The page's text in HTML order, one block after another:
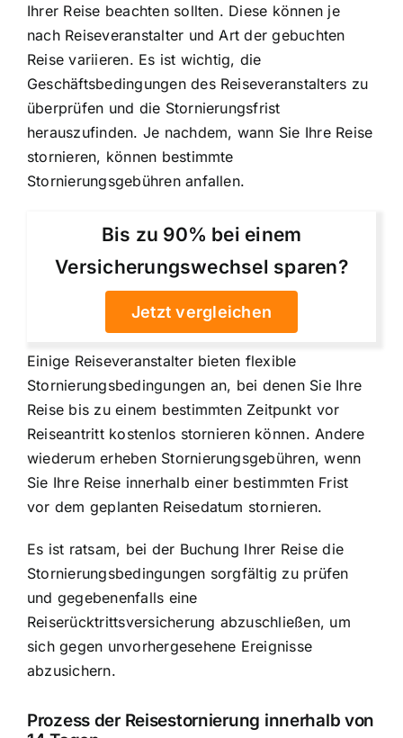
Ihrer Reise beachten sollten. Diese können je
nach Reiseveranstalter und Art der gebuchten
Reise variieren. Es ist wichtig, die
Geschäftsbedingungen des Reiseveranstalters zu
überprüfen und die Stornierungsfrist
herauszufinden. Je nachdem, wann Sie Ihre Reise
stornieren, können bestimmte
Stornierungsgebühren anfallen.
Bis zu 90% bei einem
Versicherungswechsel sparen?
Jetzt vergleichen
Einige Reiseveranstalter bieten flexible
Stornierungsbedingungen an, bei denen Sie Ihre
Reise bis zu einem bestimmten Zeitpunkt vor
Reiseantritt kostenlos stornieren können. Andere
wiederum erheben Stornierungsgebühren, wenn
Sie Ihre Reise innerhalb einer bestimmten Frist
vor dem geplanten Reisedatum stornieren.
Es ist ratsam, bei der Buchung Ihrer Reise die
Stornierungsbedingungen sorgfältig zu prüfen
und gegebenenfalls eine
Reiserücktrittsversicherung abzuschließen, um
sich gegen unvorhergesehene Ereignisse
abzusichern.
Prozess der Reisestornierung innerhalb von